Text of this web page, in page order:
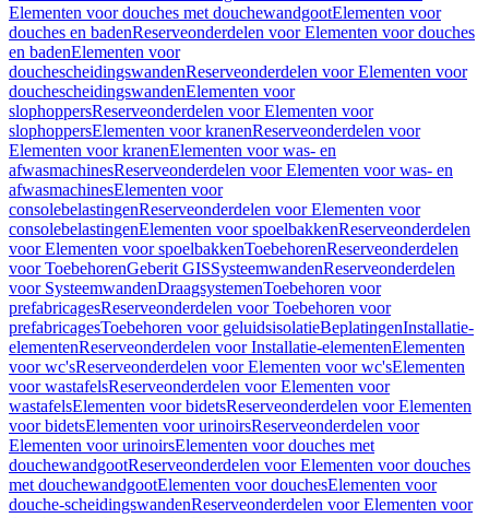
Elementen voor douches met douchewandgootElementen voor
douches en badenReserveonderdelen voor Elementen voor douches
en badenElementen voor
douchescheidingswandenReserveonderdelen voor Elementen voor
douchescheidingswandenElementen voor
slophoppersReserveonderdelen voor Elementen voor
slophoppersElementen voor kranenReserveonderdelen voor
Elementen voor kranenElementen voor was- en
afwasmachinesReserveonderdelen voor Elementen voor was- en
afwasmachinesElementen voor
consolebelastingenReserveonderdelen voor Elementen voor
consolebelastingenElementen voor spoelbakkenReserveonderdelen
voor Elementen voor spoelbakkenToebehorenReserveonderdelen
voor ToebehorenGeberit GISSysteemwandenReserveonderdelen
voor SysteemwandenDraagsystemenToebehoren voor
prefabricagesReserveonderdelen voor Toebehoren voor
prefabricagesToebehoren voor geluidsisolatieBeplatingenInstallatie-
elementenReserveonderdelen voor Installatie-elementenElementen
voor wc'sReserveonderdelen voor Elementen voor wc'sElementen
voor wastafelsReserveonderdelen voor Elementen voor
wastafelsElementen voor bidetsReserveonderdelen voor Elementen
voor bidetsElementen voor urinoirsReserveonderdelen voor
Elementen voor urinoirsElementen voor douches met
douchewandgootReserveonderdelen voor Elementen voor douches
met douchewandgootElementen voor douchesElementen voor
douche-scheidingswandenReserveonderdelen voor Elementen voor